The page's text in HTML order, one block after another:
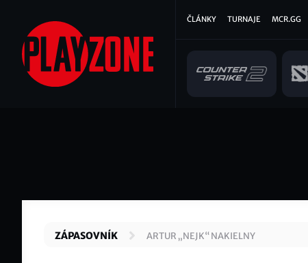
hlavnímu
obsahu
Hlavní
ČLÁNKY TURNAJE MCR.GG
ZÁPASOVNÍK ARTUR „NEJK“ NAKIELNY